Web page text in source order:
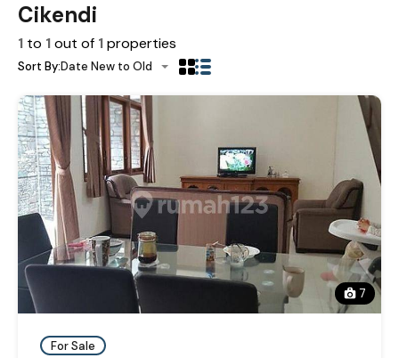
Cikendi
1 to 1out of 1properties
Sort By:Date New to Old
7
For Sale